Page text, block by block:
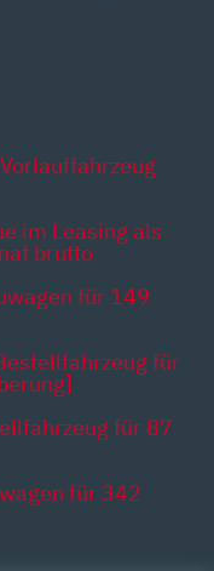
im Leasing als
brutto
für 149
für
für 87
für 342